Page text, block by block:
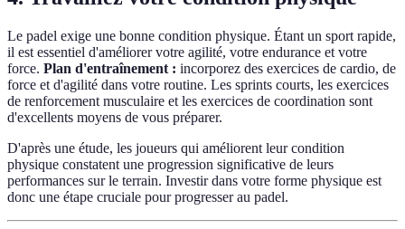
Le padel exige une bonne condition physique. Étant un sport rapide,
il est essentiel d'améliorer votre agilité, votre endurance et votre
force. Plan d'entraînement : incorporez des exercices de cardio, de
force et d'agilité dans votre routine. Les sprints courts, les exercices
de renforcement musculaire et les exercices de coordination sont
d'excellents moyens de vous préparer.
D'après une étude, les joueurs qui améliorent leur condition
physique constatent une progression significative de leurs
performances sur le terrain. Investir dans votre forme physique est
donc une étape cruciale pour progresser au padel.